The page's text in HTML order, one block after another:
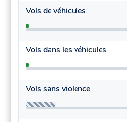
Vols de véhicules
Vols dans les véhicules
Vols sans violence